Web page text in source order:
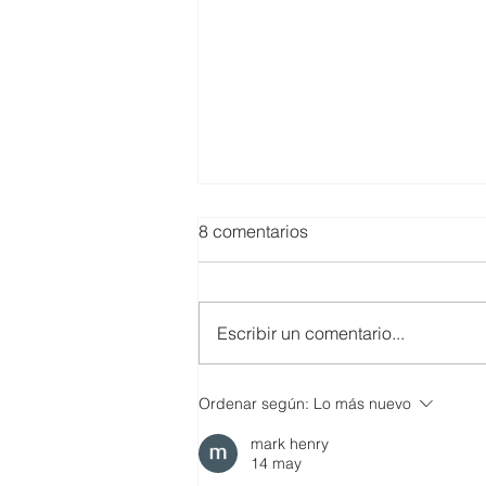
SMARTCO se suma a la
Biblioteca de FUNDACIÓN
FIDAL, un proyecto que
8 comentarios
Escribir un comentario...
Ordenar según: Lo más nuevo
mark henry
14 may